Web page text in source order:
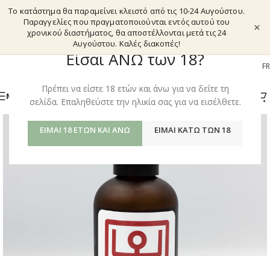
Είσαι ΑΝΩ των 18?
Πρέπει να είστε 18 ετών και άνω για να δείτε τη
σελίδα. Επαληθεύστε την ηλικία σας για να εισέλθετε.
ΕΊΜΑΙ 18 ΕΤΏΝ ΚΑΙ ΆΝΩ ΕΊΜΑΙ ΚΆΤΩ ΤΩΝ 18
Το κατάστημα θα παραμείνει κλειστό από τις 10-24 Αυγούστου.
Παραγγελίες που πραγματοποιούνται εντός αυτού του
χρονικού διαστήματος, θα αποστέλλονται μετά τις 24
Αυγούστου. Καλές διακοπές!
×
EL FR
ΜΕΝΟΎ